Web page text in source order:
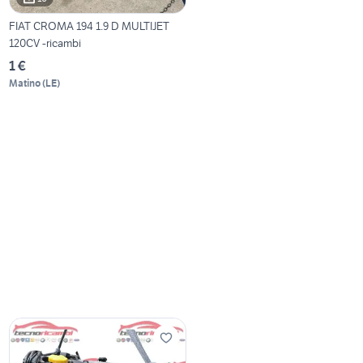
FIAT CROMA 194 1.9 D MULTIJET
120CV -ricambi
1 €
Matino(LE)